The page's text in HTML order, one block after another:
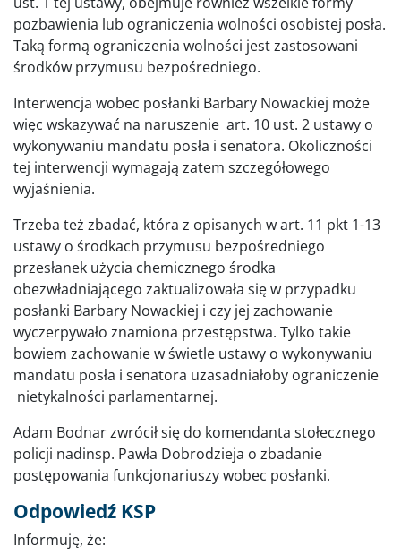
pozbawienia lub ograniczenia wolności osobistej posła.
Taką formą ograniczenia wolności jest zastosowani
środków przymusu bezpośredniego.
Interwencja wobec posłanki Barbary Nowackiej może
więc wskazywać na naruszenie art. 10 ust. 2 ustawy o
wykonywaniu mandatu posła i senatora. Okoliczności
tej interwencji wymagają zatem szczegółowego
wyjaśnienia.
Trzeba też zbadać, która z opisanych w art. 11 pkt 1-13
ustawy o środkach przymusu bezpośredniego
przesłanek użycia chemicznego środka
obezwładniającego zaktualizowała się w przypadku
posłanki Barbary Nowackiej i czy jej zachowanie
wyczerpywało znamiona przestępstwa. Tylko takie
bowiem zachowanie w świetle ustawy o wykonywaniu
mandatu posła i senatora uzasadniałoby ograniczenie
nietykalności parlamentarnej.
Adam Bodnar zwrócił się do komendanta stołecznego
policji nadinsp. Pawła Dobrodzieja o zbadanie
postępowania funkcjonariuszy wobec posłanki.
Odpowiedź KSP
Informuję, że: